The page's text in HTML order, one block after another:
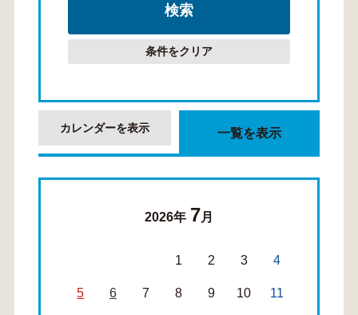
条件をクリア
カレンダーを表示 一覧を表示
2026年 7月
1 2 3 4
5 6 7 8 9 10 11